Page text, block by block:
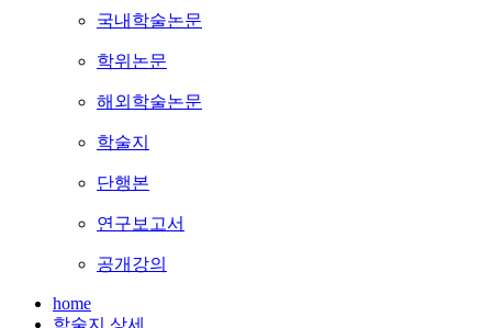
국내학술논문
학위논문
해외학술논문
학술지
단행본
연구보고서
공개강의
home